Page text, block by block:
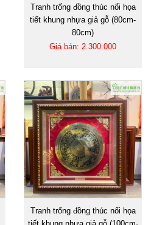
Tranh trống đồng thúc nổi họa
tiết khung nhựa giả gỗ (80cm-
80cm)
Giá bán: 2.300.000
Tranh trống đồng thúc nổi họa